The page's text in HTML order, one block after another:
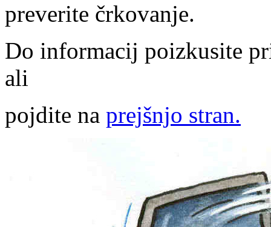
preverite črkovanje.
Do informacij poizkusite
ali
pojdite na prejšnjo stran.